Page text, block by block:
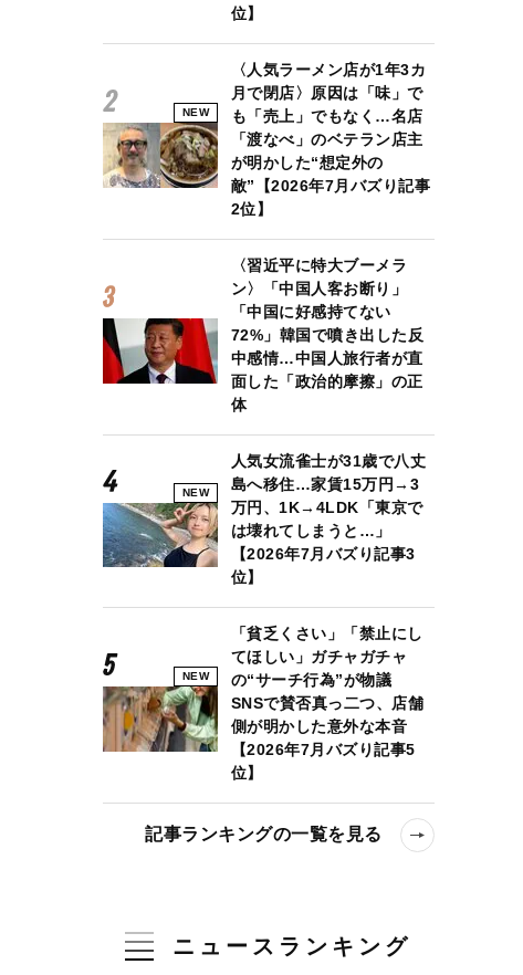
位】
NEW
〈人気ラーメン店が1年3カ
月で閉店〉原因は「味」で
も「売上」でもなく…名店
「渡なべ」のベテラン店主
が明かした“想定外の
敵”【2026年7月バズり記事
2位】
〈習近平に特大ブーメラ
ン〉「中国人客お断り」
「中国に好感持てない
72%」韓国で噴き出した反
中感情…中国人旅行者が直
面した「政治的摩擦」の正
体
NEW
人気女流雀士が31歳で八丈
島へ移住…家賃15万円→3
万円、1K→4LDK「東京で
は壊れてしまうと…」
【2026年7月バズり記事3
位】
NEW
「貧乏くさい」「禁止にし
てほしい」ガチャガチャ
の“サーチ行為”が物議
SNSで賛否真っ二つ、店舗
側が明かした意外な本音
【2026年7月バズり記事5
位】
記事ランキングの一覧を見る
ニュースランキング